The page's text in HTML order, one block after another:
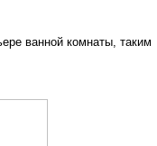
ванной комнаты, таким